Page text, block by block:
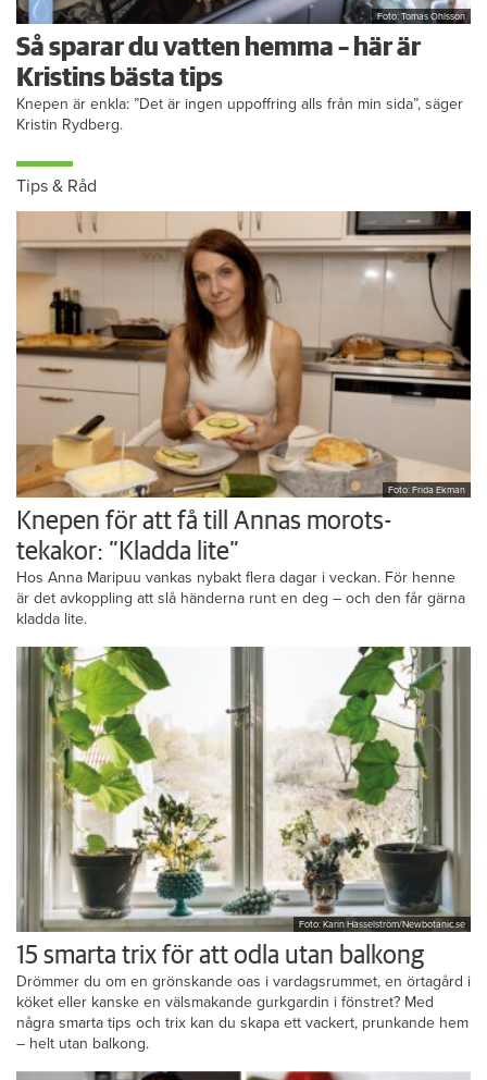
Foto: Tomas Ohlsson
Så sparar du vatten hemma – här är
Kristins bästa tips
Knepen är enkla: ”Det är ingen uppoffring alls från min sida”, säger
Kristin Rydberg.
Tips & Råd
Foto: Frida Ekman
Knepen för att få till Annas morots-
tekakor: ”Kladda lite”
Hos Anna Maripuu vankas nybakt flera dagar i veckan. För henne
är det avkoppling att slå händerna runt en deg – och den får gärna
kladda lite.
Foto: Karin Hasselström/Newbotanic.se
15 smarta trix för att odla utan balkong
Drömmer du om en grönskande oas i vardagsrummet, en örtagård i
köket eller kanske en välsmakande gurkgardin i fönstret? Med
några smarta tips och trix kan du skapa ett vackert, prunkande hem
– helt utan balkong.